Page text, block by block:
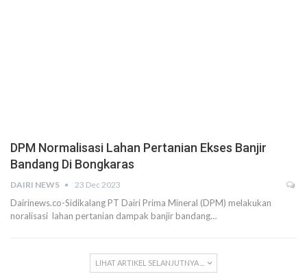
DPM Normalisasi Lahan Pertanian Ekses Banjir
Bandang Di Bongkaras
DAIRI NEWS 23 Dec 2023
Dairinews.co-Sidikalang PT Dairi Prima Mineral (DPM) melakukan
noralisasi lahan pertanian dampak banjir bandang…
LIHAT ARTIKEL SELANJUTNYA ...